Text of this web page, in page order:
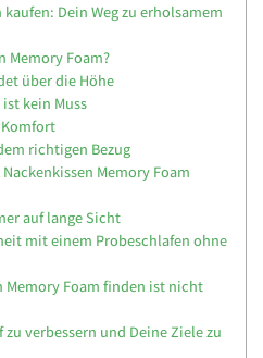
Dein Weg zu erholsamem
Memory Foam?
über die Höhe
kein Muss
richtigen Bezug
Memory Foam
auf lange Sicht
mit einem Probeschlafen ohne
Memory Foam finden ist nicht
verbessern und Deine Ziele zu